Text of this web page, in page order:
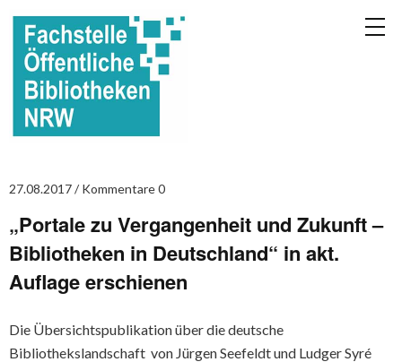
27.08.2017 Kommentare 0
„Portale zu Vergangenheit und Zukunft –
Bibliotheken in Deutschland“ in akt.
Auflage erschienen
Die Übersichtspublikation über die deutsche
Bibliothekslandschaft von Jürgen Seefeldt und Ludger Syré